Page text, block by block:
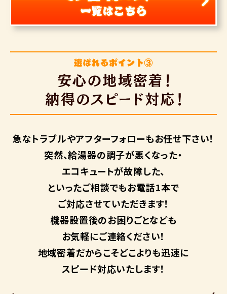
急なトラブルやアフターフォローもお任せ下さい！
突然、給湯器の調子が悪くなった・
エコキュートが故障した、
といったご相談でもお電話1本で
ご対応させていただきます！
機器設置後のお困りごとなども
お気軽にご連絡ください！
地域密着だからこそどこよりも迅速に
スピード対応いたします！